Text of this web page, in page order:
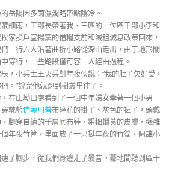
岳陽因多雨濕潤略帶點陰冷。
細雨，王部長帶著我、三區的一位區干部小李和
家挨戶宣揚黨的借糧支前和減租減息政策回來，
一行六人沿著曲折小路從深山走出，由于地形關
穿行，一些路段僅可容一人經由過程。
，小兵士王火兵對年夜伙說：“我的肚子欠好受，
。”說完他就跑到樹叢里往了。
在山坳口處看到了一個中年婦女牽著一個小男
戴藍信義川普布碎花的褂子、灰色的褲子，頭戴
腳穿自納的千層底布鞋，粗拙蠟黃的皮膚，攙雜
年夜竹筐，里面放了一只挺年夜的竹筍，阿誰小
了腳步，從我們身邊走了曩昔。驀地間聽到區干